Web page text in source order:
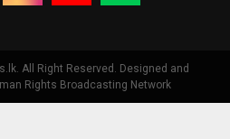
All Right Reserved. Designed and
Rights Broadcasting Network